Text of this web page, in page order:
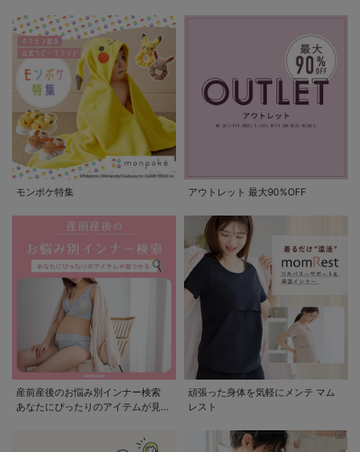
モンポケ特集 アウトレット 最大90%OFF
産前産後のお悩み別インナー検索
あなたにぴったりのアイテムが見つ
頑張った身体を気軽にメンテ マム
レスト